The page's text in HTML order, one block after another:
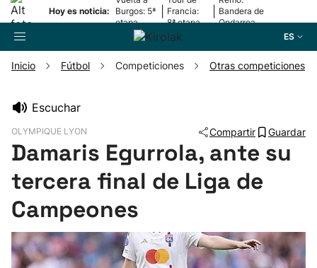
Hoy es noticia:
Burgos: 5ª
etapa
Francia:
8ª etapa
Bandera de
Ondarroa
ES
Pelota
Remo
Baloncesto
Inicio Fútbol Competiciones Otras competiciones
Escuchar
OLYMPIQUE LYON Compartir Guardar
Damaris Egurrola, ante su
tercera final de Liga de
Campeones